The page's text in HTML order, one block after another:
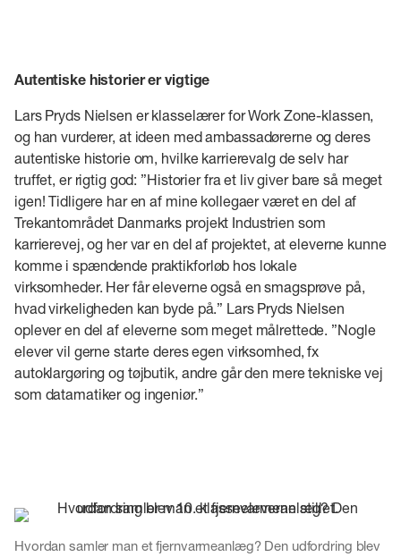
Autentiske historier er vigtige
Lars Pryds Nielsen er klasselærer for Work Zone-klassen,
og han vurderer, at ideen med ambassadørerne og deres
autentiske historie om, hvilke karrierevalg de selv har
truffet, er rigtig god: ”Historier fra et liv giver bare så meget
igen! Tidligere har en af mine kollegaer været en del af
Trekantområdet Danmarks projekt Industrien som
karrierevej, og her var en del af projektet, at eleverne kunne
komme i spændende praktikforløb hos lokale
virksomheder. Her får eleverne også en smagsprøve på,
hvad virkeligheden kan byde på.” Lars Pryds Nielsen
oplever en del af eleverne som meget målrettede. ”Nogle
elever vil gerne starte deres egen virksomhed, fx
autoklargøring og tøjbutik, andre går den mere tekniske vej
som datamatiker og ingeniør.”
Hvordan samler man et fjernvarmeanlæg? Den udfordring blev